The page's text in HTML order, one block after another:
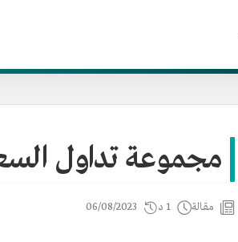
مجموعة تداول
مقالة 1 د 06/08/2023